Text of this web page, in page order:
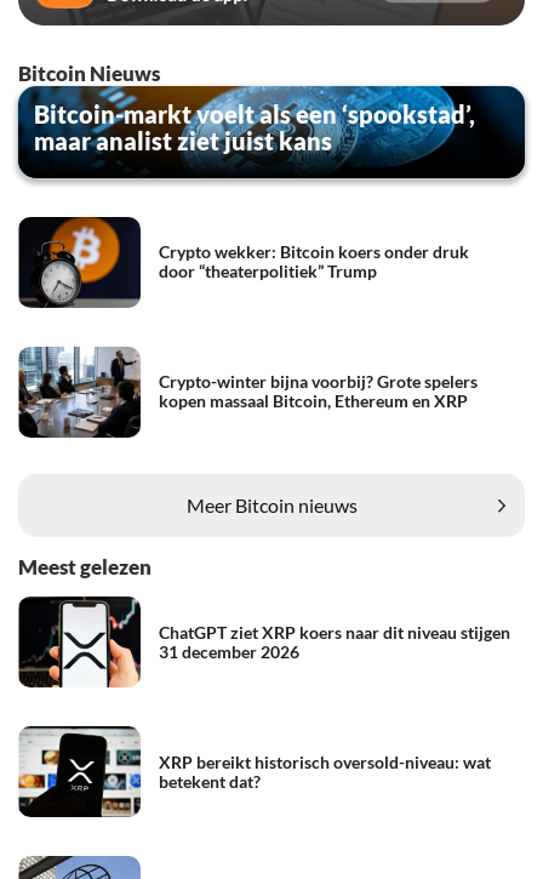
Bitcoin Nieuws
Bitcoin-markt voelt als een ‘spookstad’,
maar analist ziet juist kans
Crypto wekker: Bitcoin koers onder druk
door “theaterpolitiek” Trump
Crypto-winter bijna voorbij? Grote spelers
kopen massaal Bitcoin, Ethereum en XRP
Meer Bitcoin nieuws
Meest gelezen
ChatGPT ziet XRP koers naar dit niveau stijgen
31 december 2026
XRP bereikt historisch oversold-niveau: wat
betekent dat?